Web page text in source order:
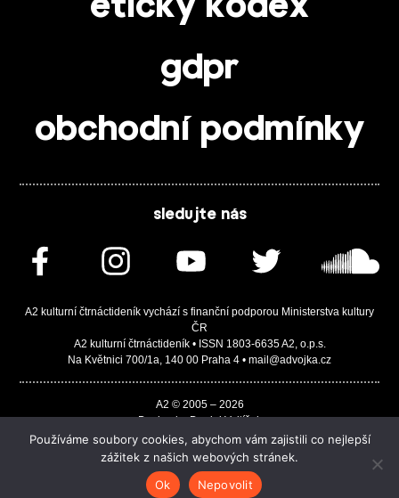
gdpr
obchodní podmínky
sledujte nás
A2 kulturní čtrnáctideník vychází s finanční podporou Ministerstva kultury
ČR
A2 kulturní čtrnáctideník • ISSN 1803-6635 A2, o.p.s.
Na Květnici 700/1a, 140 00 Praha 4 • mail@advojka.cz
A2 © 2005 – 2026
Design by Daniel Vojtíšek
Built by JASA-IT & ChSoft
Používáme soubory cookies, abychom vám zajistili co nejlepší
zážitek z našich webových stránek.
Ok
Nepovolit